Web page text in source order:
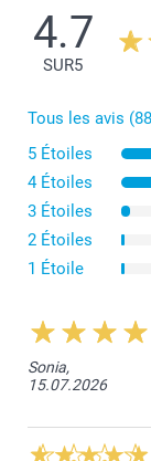
4.7
SUR5
Tous les avis
5 Étoiles
4 Étoiles
3 Étoiles
2 Étoiles
1 Étoile
Sonia,
15.07.2026